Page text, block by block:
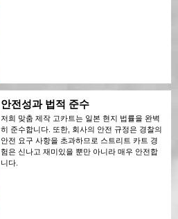
안전성과 법적 준수
저희 맞춤 제작 고카트는 일본 현지 법률을 완벽
히 준수합니다. 또한, 회사의 안전 규정은 경찰의
안전 요구 사항을 초과하므로 스트리트 카트 경
험은 신나고 재미있을 뿐만 아니라 매우 안전합
니다.